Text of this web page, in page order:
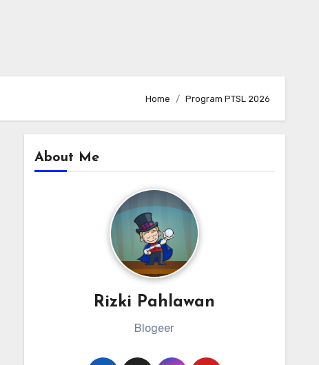
Home Program PTSL 2026
About Me
Rizki Pahlawan
Blogeer